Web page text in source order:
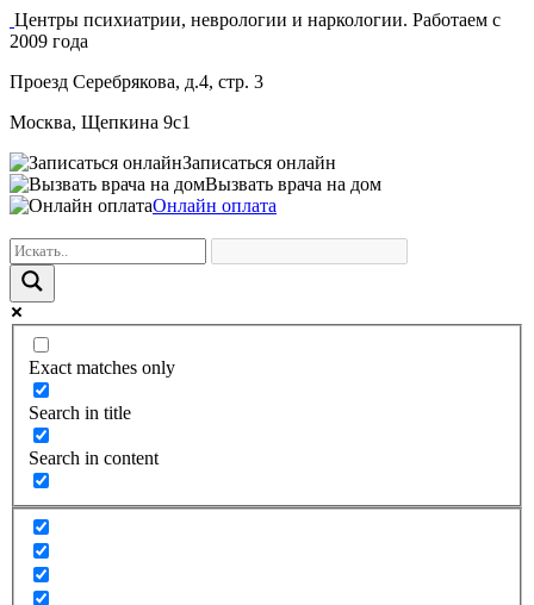
Центры психиатрии, неврологии и наркологии. Работаем с
2009 года
Проезд Серебрякова, д.4, стр. 3
Москва, Щепкина 9с1
Записаться онлайн
Вызвать врача на дом
Онлайн оплата
Exact matches only
Search in title
Search in content